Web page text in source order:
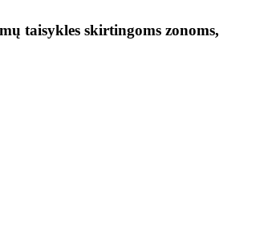
taisykles skirtingoms zonoms,